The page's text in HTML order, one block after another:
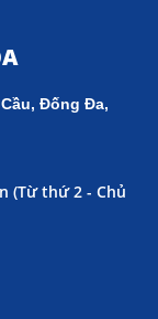
Đống Đa,
(Từ thứ 2 - Chủ